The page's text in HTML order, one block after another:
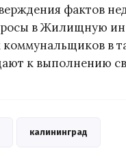
фактов
в Жилищную
в
к выполнению
калининград